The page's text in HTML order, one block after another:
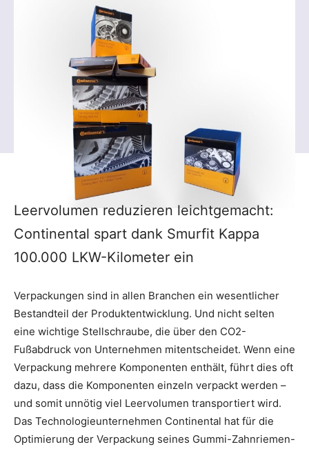
Leervolumen reduzieren leichtgemacht:
Continental spart dank Smurfit Kappa
100.000 LKW-Kilometer ein
Verpackungen sind in allen Branchen ein wesentlicher
Bestandteil der Produktentwicklung. Und nicht selten
eine wichtige Stellschraube, die über den CO2-
Fußabdruck von Unternehmen mitentscheidet. Wenn eine
Verpackung mehrere Komponenten enthält, führt dies oft
dazu, dass die Komponenten einzeln verpackt werden –
und somit unnötig viel Leervolumen transportiert wird.
Das Technologieunternehmen Continental hat für die
Optimierung der Verpackung seines Gummi-Zahnriemen-